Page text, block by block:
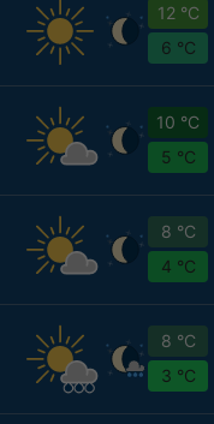
12 °C
6 °C
10 °C
5 °C
8 °C
4 °C
8 °C
3 °C